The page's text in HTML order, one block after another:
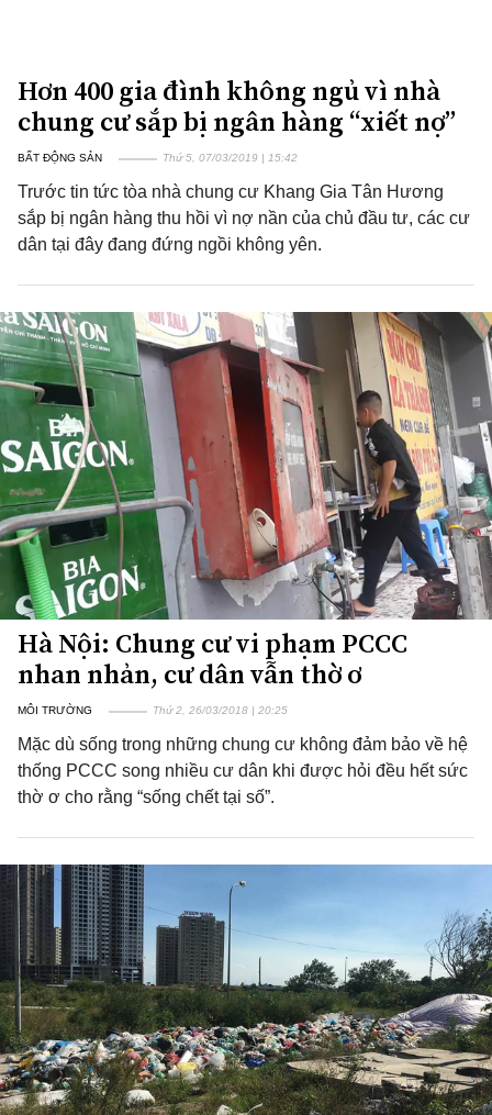
Hơn 400 gia đình không ngủ vì nhà
chung cư sắp bị ngân hàng “xiết nợ”
BẤT ĐỘNG SẢN Thứ 5, 07/03/2019 | 15:42
Trước tin tức tòa nhà chung cư Khang Gia Tân Hương
sắp bị ngân hàng thu hồi vì nợ nần của chủ đầu tư, các cư
dân tại đây đang đứng ngồi không yên.
Hà Nội: Chung cư vi phạm PCCC
nhan nhản, cư dân vẫn thờ ơ
MÔI TRƯỜNG Thứ 2, 26/03/2018 | 20:25
Mặc dù sống trong những chung cư không đảm bảo về hệ
thống PCCC song nhiều cư dân khi được hỏi đều hết sức
thờ ơ cho rằng “sống chết tại số”.